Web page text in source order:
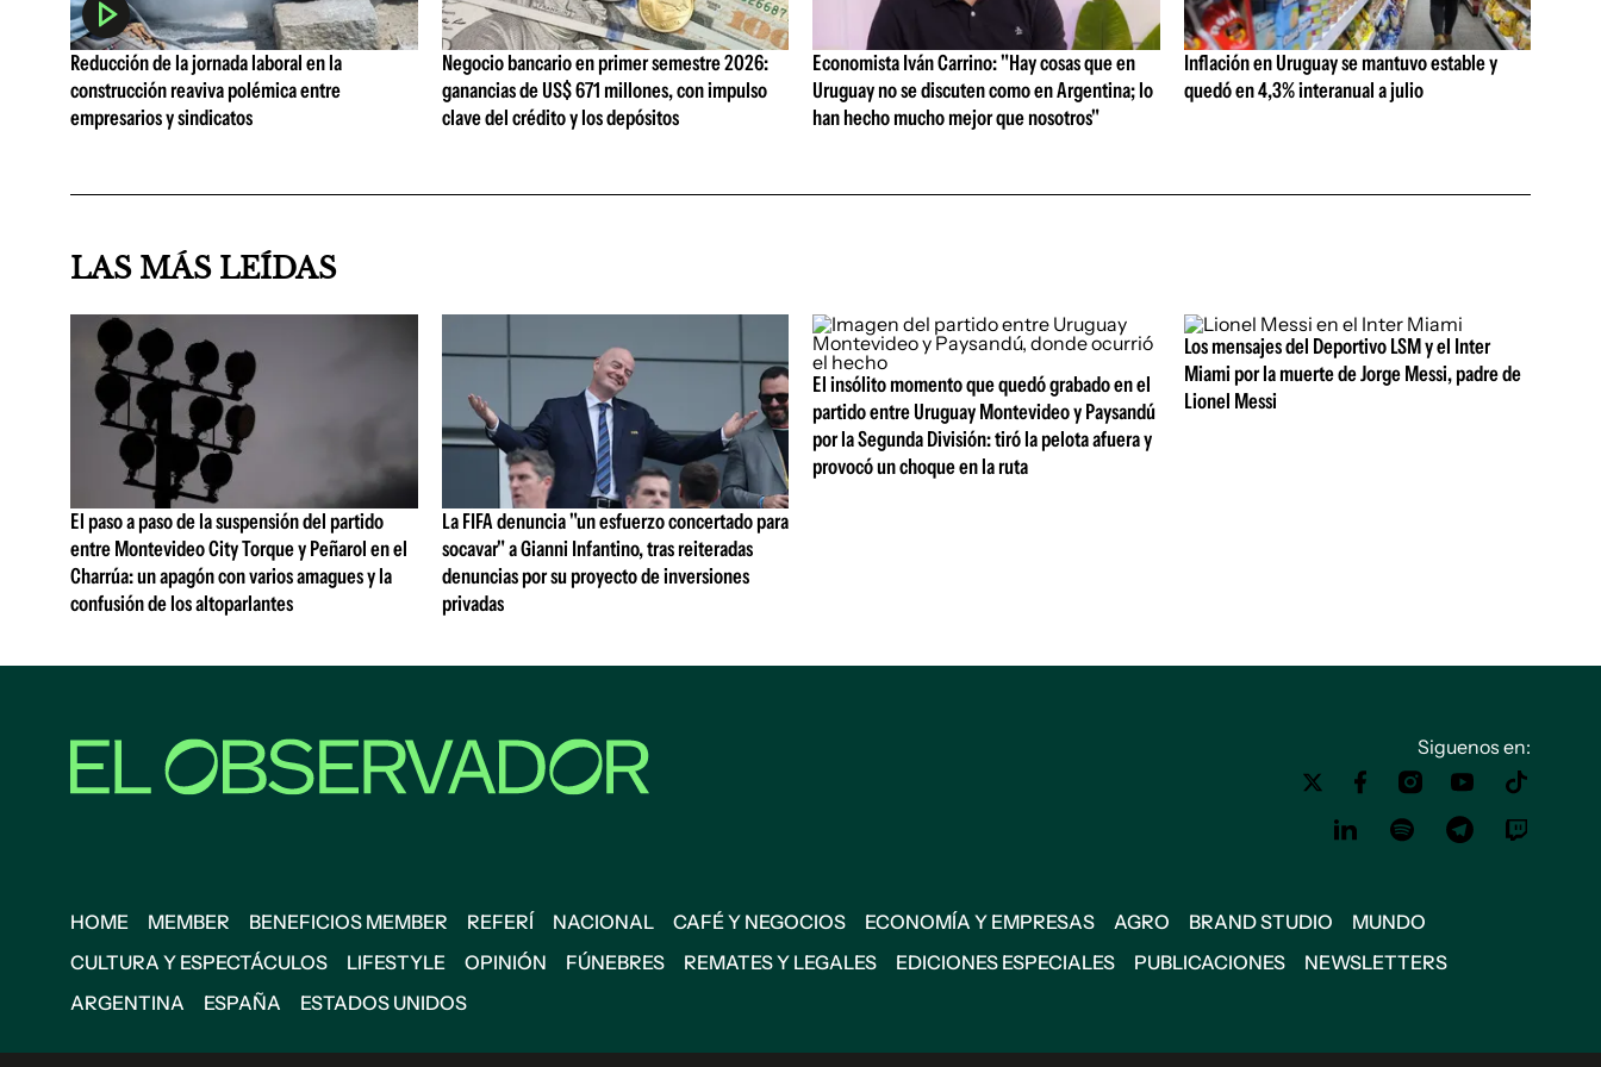
Reducción de la jornada laboral en la
construcción reaviva polémica entre
empresarios y sindicatos
Negocio bancario en primer semestre 2026:
ganancias de US$ 671 millones, con impulso
clave del crédito y los depósitos
Economista Iván Carrino: "Hay cosas que en
Uruguay no se discuten como en Argentina; lo
han hecho mucho mejor que nosotros"
Inflación en Uruguay se mantuvo estable y
quedó en 4,3% interanual a julio
LAS MÁS LEÍDAS
El paso a paso de la suspensión del partido
entre Montevideo City Torque y Peñarol en el
Charrúa: un apagón con varios amagues y la
confusión de los altoparlantes
La FIFA denuncia "un esfuerzo concertado para
socavar" a Gianni Infantino, tras reiteradas
denuncias por su proyecto de inversiones
privadas
El insólito momento que quedó grabado en el
partido entre Uruguay Montevideo y Paysandú
por la Segunda División: tiró la pelota afuera y
provocó un choque en la ruta
Los mensajes del Deportivo LSM y el Inter
Miami por la muerte de Jorge Messi, padre de
Lionel Messi
Siguenos en:
HOME MEMBER BENEFICIOS MEMBER REFERÍ NACIONAL CAFÉ Y NEGOCIOS ECONOMÍA Y EMPRESAS AGRO BRAND STUDIO
MUNDO
CULTURA Y ESPECTÁCULOS
LIFESTYLE OPINIÓN FÚNEBRES REMATES Y LEGALES EDICIONES ESPECIALES PUBLICACIONES
NEWSLETTERS
ARGENTINA
ESPAÑA ESTADOS UNIDOS